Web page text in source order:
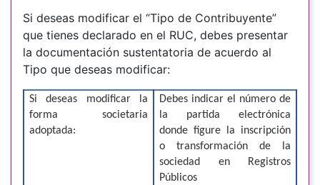
Si deseas modificar el “Tipo de Contribuyente”
que tienes declarado en el RUC, debes presentar
la documentación sustentatoria de acuerdo al
Tipo que deseas modificar:
Si deseas modificar la
forma societaria
adoptada:
Debes indicar el número de
la partida electrónica
donde figure la inscripción
o transformación de la
sociedad en Registros
Públicos